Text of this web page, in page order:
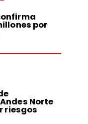
por
Norte
riesgos